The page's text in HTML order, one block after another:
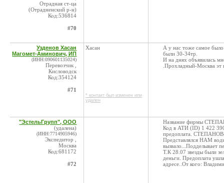
Отрадная ст-ца
(Отрадненский р-н)
Код:536814
#70
Узденов Хасан
Магомет-Аминович, ИП
(ИНН:090601135024)
Перевозчик ,
Кисловодск
Код:354124
#71
Хасан
* контакт был изменен или
удален
А у нас тоже самое было
были 30-34тр.
И на днях объявилась
.Прохладный-Москва эт
"ЭстельГрупп", ООО
(удалена)
(ИНН:7714905946)
Экспедитор ,
Москва
Код:681172
#72
Название фирмы
Код в АТИ (ID) 1 422
предоплата. СТЕПАНОВ-
Представлялся НАМ
вызвало...Подделывает
Т.К 28.07 звезды были
деньги. Предоплата
адресе..От кого: